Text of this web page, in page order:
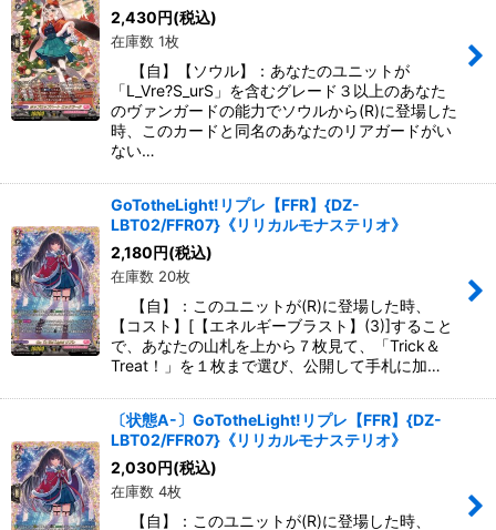
2,430円(税込)
在庫数 1枚
【自】【ソウル】：あなたのユニットが
「L_Vre?S_urS」を含むグレード３以上のあなた
のヴァンガードの能力でソウルから(R)に登場した
時、このカードと同名のあなたのリアガードがい
ない…
GoTotheLight!リプレ【FFR】{DZ-
LBT02/FFR07}《リリカルモナステリオ》
2,180円(税込)
在庫数 20枚
【自】：このユニットが(R)に登場した時、
【コスト】[【エネルギーブラスト】(3)]すること
で、あなたの山札を上から７枚見て、「Trick＆
Treat！」を１枚まで選び、公開して手札に加…
〔状態A-〕GoTotheLight!リプレ【FFR】{DZ-
LBT02/FFR07}《リリカルモナステリオ》
2,030円(税込)
在庫数 4枚
【自】：このユニットが(R)に登場した時、